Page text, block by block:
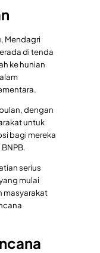
Mendagri
di tenda
ke hunian
dengan
untuk
bagi mereka
serius
mulai
masyarakat